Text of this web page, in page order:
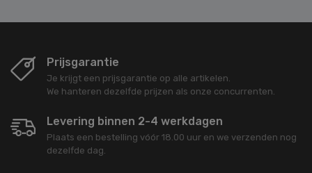
Prijsgarantie
Je krijgt een prijsgarantie op alle artikelen.
We hanteren dezelfde prijzen als onze concurrenten.
Levering binnen 2-4 werkdagen
Plaats een bestelling vóór 18.00 uur en we verzenden nog
dezelfde dag.